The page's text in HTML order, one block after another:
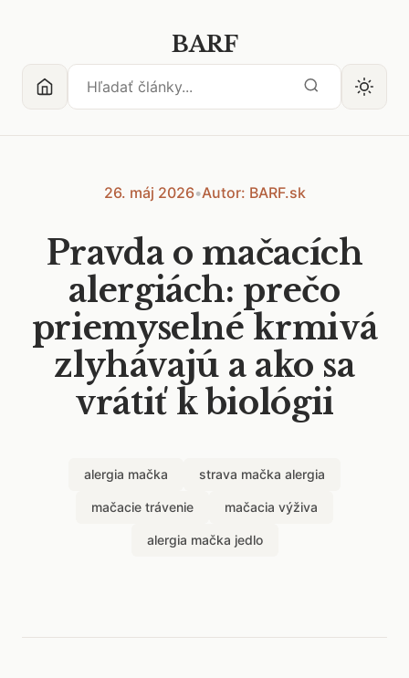
BARF
26. máj 2026•Autor: BARF.sk
Pravda o mačacích
alergiách: prečo
priemyselné krmivá
zlyhávajú a ako sa
vrátiť k biológii
alergia mačka strava mačka alergia
mačacie trávenie mačacia výživa
alergia mačka jedlo